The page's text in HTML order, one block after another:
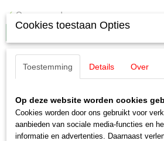
✓ Op voorraad
Cookies toestaan Opties
Toestemming Details Over
Op deze website worden cookies
Cookies worden door ons gebruikt voor
aanbieden van sociale media-functies en
informatie en advertenties. Daarnaast